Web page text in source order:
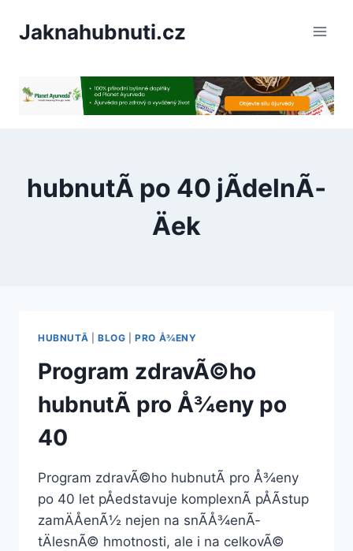
Jaknahubnuti.cz
hubnutÃ­ po 40 jÃ­delnÃ­
Äek
HUBNUTÃ­ BLOG |PRO Å¾ENY
Program zdravÃ©ho
hubnutÃ­ pro Å¾eny po
40
Program zdravÃ©ho hubnutÃ­ pro Å¾eny
po 40 let pÅedstavuje komplexnÃ­ pÅÃ­stup
zamÄÅenÃ½ nejen na snÃ­Å¾enÃ­
tÄlesnÃ© hmotnosti, ale i na celkovÃ©